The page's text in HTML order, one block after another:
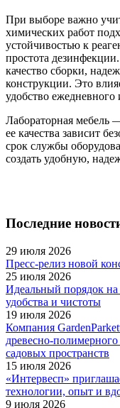
При выборе важно
химических работ
устойчивостью к
простота
качество сборки,
конструкции. Это
удобство ежедневного
Лабораторная мебель
ее качества зависит
срок службы
создать удобную,
Последние
29 июля 2026
Пресс-релиз новой
25 июля 2026
Идеальный порядок
удобства и чистоты
19 июля 2026
Компания
древесно-полимерного
садовых пространств
15 июля 2026
«Интервесп»
технологии, опыт и
9 июля 2026